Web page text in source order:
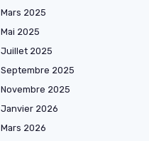
Mars 2025
Mai 2025
Juillet 2025
Septembre 2025
Novembre 2025
Janvier 2026
Mars 2026